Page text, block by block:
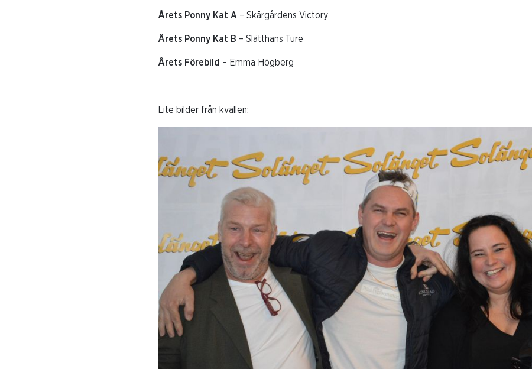
Årets Ponny Kat A – Skärgårdens Victory
Årets Ponny Kat B – Slätthans Ture
Årets Förebild – Emma Högberg
Lite bilder från kvällen;